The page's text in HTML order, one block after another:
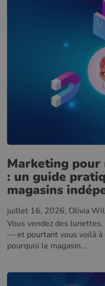
Marketing pour
: un guide
magasins
juillet 16, 2026, Olivia
Vous vendez des
— et pourtant vous voilà à
pourquoi le magasin...